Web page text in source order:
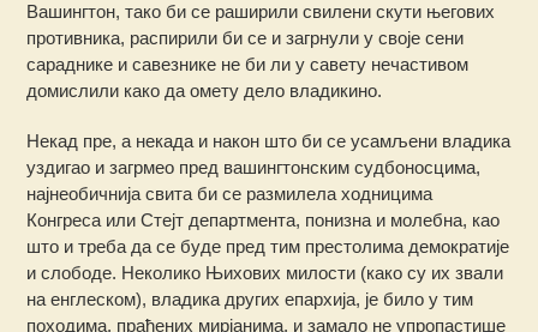
Вашингтон, тако би се раширили свилени скути његових
противника, распирили би се и загрнули у своје сени
сараднике и савезнике не би ли у савету нечастивом
домислили како да омету дело владикино.
Некад пре, а некада и након што би се усамљени владика
уздигао и загрмео пред вашингтонским судбоносцима,
најнеобичнија свита би се размилела ходницима
Конгреса или Стејт департмента, понизна и молебна, као
што и треба да се буде пред тим престолима демократије
и слободе. Неколико Њихових милости (како су их звали
на енглеском), владика других епархија, је било у тим
походима, праћених мирјанима, и замало не упропастише